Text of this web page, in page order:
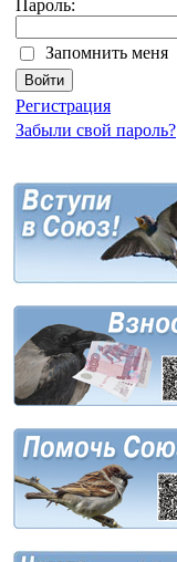
Пароль:
Запомнить меня
Регистрация
Забыли свой пароль?